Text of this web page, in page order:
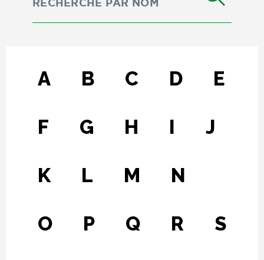
A B C D E
F G H I J
K L M N
O P Q R S